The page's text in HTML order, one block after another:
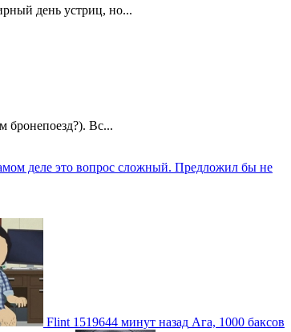
день устриц, но...
бронепоезд?). Вс...
деле это вопрос сложный. Предложил бы не
Flint 1519644 минут назад Ага, 1000 баксов